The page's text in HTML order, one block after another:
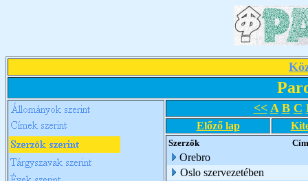
<< A B C
Előző lap
Szerzők
Orebro
Oslo szervezetében